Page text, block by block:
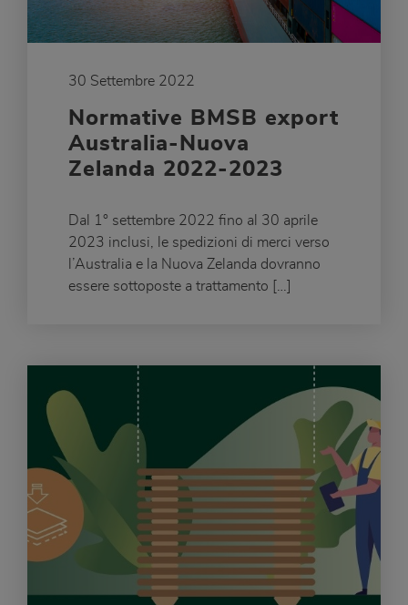
30 Settembre 2022
Normative BMSB export
Australia-Nuova
Zelanda 2022-2023
Dal 1° settembre 2022 fino al 30 aprile
2023 inclusi, le spedizioni di merci verso
l’Australia e la Nuova Zelanda dovranno
essere sottoposte a trattamento […]